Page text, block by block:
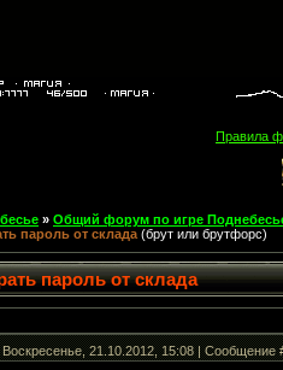
Правила
» Общий форум по игре
пароль от склада (брут или брутфорс)
пароль от склада
Воскресенье, 21.10.2012, 15:08 | Сообщение